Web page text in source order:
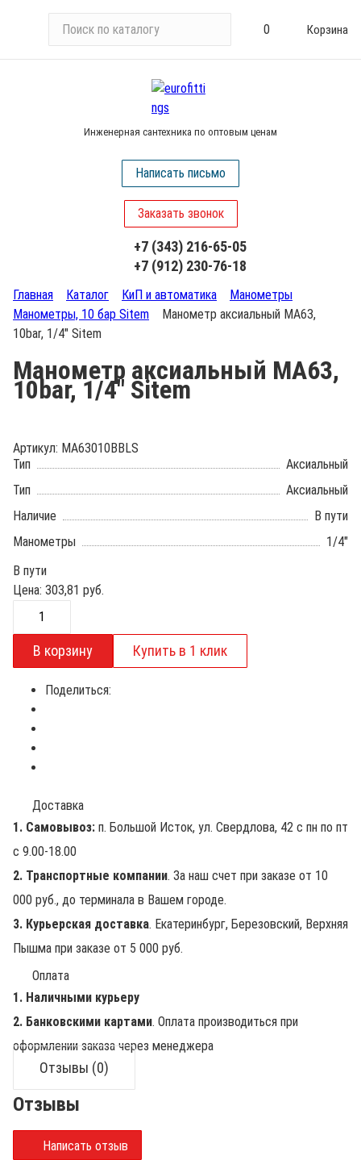
и
у
0 Корзина
Инженерная сантехника по оптовым ценам
Написать письмо
Заказать звонок
+7 (343) 216-65-05
+7 (912) 230-76-18
Главная Каталог КиП и автоматика
Манометры
Манометры, 10 бар Sitem
Манометр аксиальный MA63,
10bar, 1/4" Sitem
Манометр аксиальный MA63,
10bar, 1/4" Sitem
Артикул: MA63010BBLS
Тип
Аксиальный
Тип
Аксиальный
Наличие
В пути
Манометры
1/4"
В пути
Цена: 303,81 руб.
Поделиться:
Доставка
1. Самовывоз: п. Большой Исток, ул. Свердлова, 42 с пн по пт
с 9.00-18.00
2. Транспортные компании. За наш счет при заказе от 10
000 руб., до терминала в Вашем городе.
3. Курьерская доставка. Екатеринбург, Березовский, Верхняя
Пышма при заказе от 5 000 руб.
Оплата
1. Наличными курьеру
2. Банковскими картами. Оплата производиться при
оформлении заказа через менеджера
Отзывы (0)
Отзывы
Написать отзыв